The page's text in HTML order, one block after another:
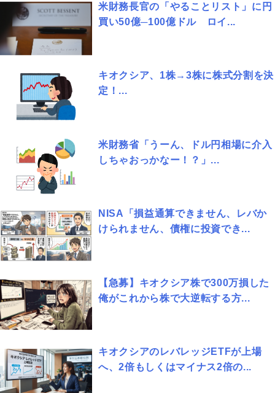
米財務長官の「やることリスト」に円
買い50億─100億ドル ロイ...
キオクシア、1株→3株に株式分割を決
定！...
米財務省「うーん、ドル円相場に介入
しちゃおっかなー！？」...
NISA「損益通算できません、レバか
けられません、債権に投資でき...
【急募】キオクシア株で300万損した
俺がこれから株で大逆転する方...
キオクシアのレバレッジETFが上場
へ、2倍もしくはマイナス2倍の...